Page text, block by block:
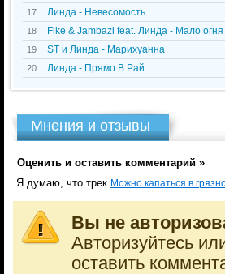
17 Линда - Невесомость
18 Fike & Jambazi feat. Линда - Мало огня
19 ST и Линда - Марихуанна
20 Линда - Прямо В Рай
Мнения и отзывы
Оценить и оставить комментарий »
Я думаю, что трек Можно капаться в
Вы не
Авторизуйтесь
оставить